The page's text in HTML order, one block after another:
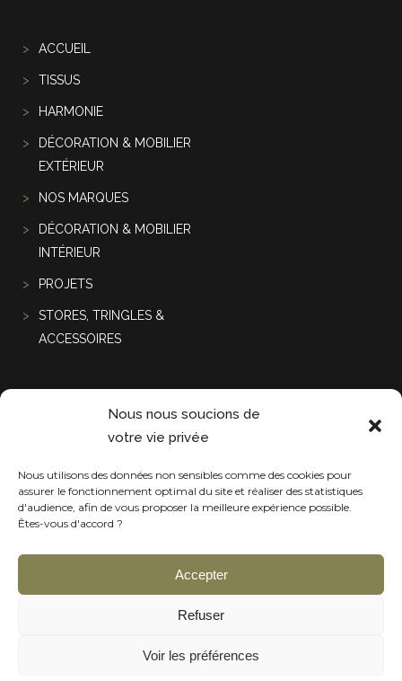
Nous nous soucions de
votre vie privée
Nous utilisons des données non sensibles comme des cookies pour
assurer le fonctionnement optimal du site et réaliser des statistiques
d'audience, afin de vous proposer la meilleure expérience possible.
Êtes-vous d'accord ?
Accepter
Refuser
Voir les préférences
ACCUEIL
TISSUS
HARMONIE
DÉCORATION & MOBILIER
EXTÉRIEUR
NOS MARQUES
DÉCORATION & MOBILIER
INTÉRIEUR
PROJETS
STORES, TRINGLES &
ACCESSOIRES
Projets récentes